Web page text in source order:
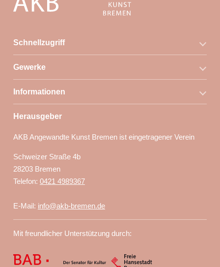
Schnellzugriff
Gewerke
Informationen
Herausgeber
AKB Angewandte Kunst Bremen ist eingetragener Verein
Schweizer Straße 4b
28203 Bremen
Telefon: 0421 4989367
E-Mail: info@akb-bremen.de
Mit freundlicher Unterstützung durch: